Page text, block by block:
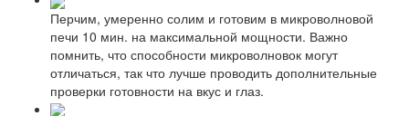
Перчим, умеренно солим и готовим в микроволновой
печи 10 мин. на максимальной мощности. Важно
помнить, что способности микроволновок могут
отличаться, так что лучше проводить дополнительные
проверки готовности на вкус и глаз.